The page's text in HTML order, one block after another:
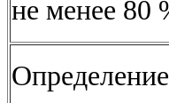
не менее 80